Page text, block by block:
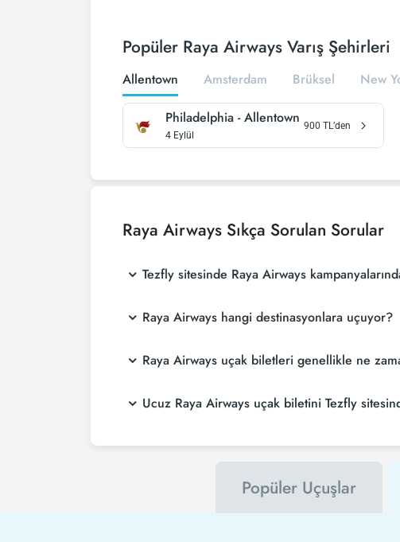
Popüler Raya Airways Varış Şehirleri
Allentown Amsterdam Brüksel New
Philadelphia -Allentown
4 Eylül
900 TL’den
Raya Airways Sıkça Sorulan Sorular
Tezfly sitesinde Raya
Raya Airways hangi destinasyonlara uçuyor?
Raya Airways uçak biletleri genellikle
Ucuz Raya Airways uçak biletini
Popüler Uçuşlar